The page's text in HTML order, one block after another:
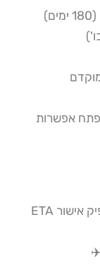
תיפתח אפשרות
במקרה של החלפת דרכון, תידרשו להנפיק אישור ETA